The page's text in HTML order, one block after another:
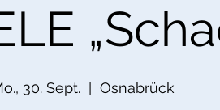
30. Sept. Osnabrück